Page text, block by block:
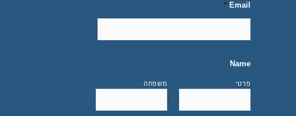
Email
*
Name
פרטי משפחה